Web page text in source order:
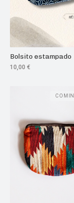
Bolsito estampado
10,00 €